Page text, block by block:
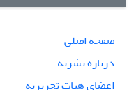
صفحه اصلی
درباره نشریه
اعضای هیات تحریریه